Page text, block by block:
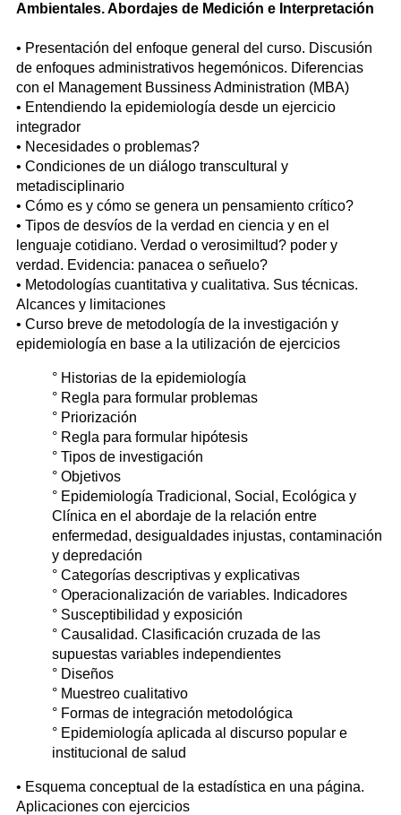
Ambientales. Abordajes de Medición e Interpretación
• Presentación del enfoque general del curso. Discusión
de enfoques administrativos hegemónicos. Diferencias
con el Management Bussiness Administration (MBA)
• Entendiendo la epidemiología desde un ejercicio
integrador
• Necesidades o problemas?
• Condiciones de un diálogo transcultural y
metadisciplinario
• Cómo es y cómo se genera un pensamiento crítico?
• Tipos de desvíos de la verdad en ciencia y en el
lenguaje cotidiano. Verdad o verosimiltud? poder y
verdad. Evidencia: panacea o señuelo?
• Metodologías cuantitativa y cualitativa. Sus técnicas.
Alcances y limitaciones
• Curso breve de metodología de la investigación y
epidemiología en base a la utilización de ejercicios
° Historias de la epidemiología
° Regla para formular problemas
° Priorización
° Regla para formular hipótesis
° Tipos de investigación
° Objetivos
° Epidemiología Tradicional, Social, Ecológica y
Clínica en el abordaje de la relación entre
enfermedad, desigualdades injustas, contaminación
y depredación
° Categorías descriptivas y explicativas
° Operacionalización de variables. Indicadores
° Susceptibilidad y exposición
° Causalidad. Clasificación cruzada de las
supuestas variables independientes
° Diseños
° Muestreo cualitativo
° Formas de integración metodológica
° Epidemiología aplicada al discurso popular e
institucional de salud
• Esquema conceptual de la estadística en una página.
Aplicaciones con ejercicios